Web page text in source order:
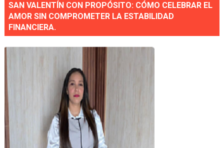
SAN VALENTÍN CON PROPÓSITO: CÓMO CELEBRAR EL
AMOR SIN COMPROMETER LA ESTABILIDAD
FINANCIERA.